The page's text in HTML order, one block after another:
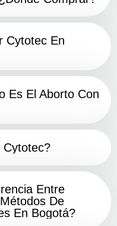
Cytotec En
Es El Aborto Con
Cytotec?
Entre
De
En Bogotá?